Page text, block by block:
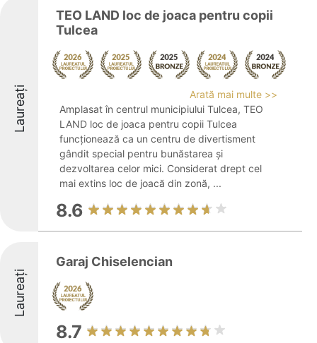
Laureați
TEO LAND loc de joaca pentru copii
Tulcea
Arată mai multe >>
Amplasat în centrul municipiului Tulcea, TEO
LAND loc de joaca pentru copii Tulcea
funcționează ca un centru de divertisment
gândit special pentru bunăstarea și
dezvoltarea celor mici. Considerat drept cel
mai extins loc de joacă din zonă, ...
8.6
Laureați
Garaj Chiselencian
8.7